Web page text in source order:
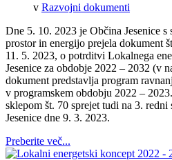
v Razvojni dokumenti
Dne 5. 10. 2023 je Občina Jesenice
prostor in energijo prejela dokument
11. 5. 2023, o potrditvi Lokalnega
Jesenice za obdobje 2022 – 2032 (v
dokument predstavlja program
v programskem obdobju 2022 –
sklepom št. 70 sprejet tudi na 3.
Jesenice dne 9. 3. 2023.
Preberite več...